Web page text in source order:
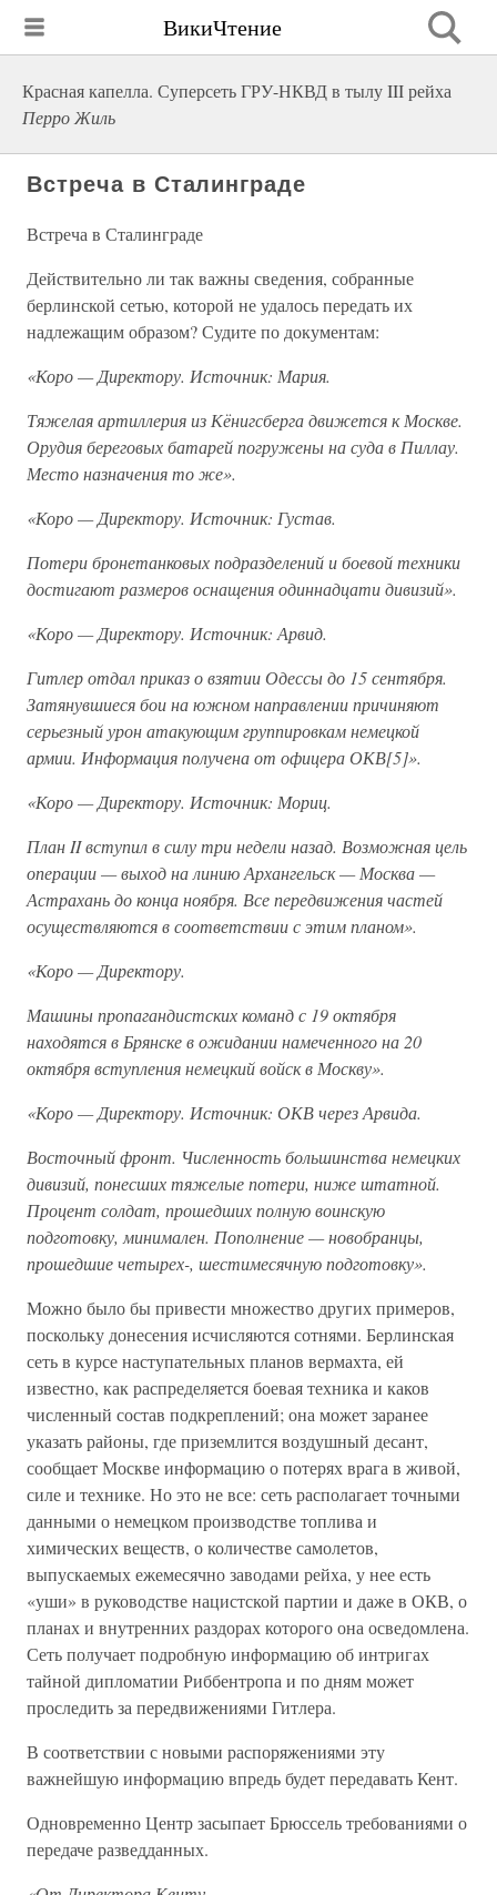
ВикиЧтение
Красная капелла. Суперсеть ГРУ-НКВД в тылу III рейха
Перро Жиль
Встреча в Сталинграде
Встреча в Сталинграде
Действительно ли так важны сведения, собранные
берлинской сетью, которой не удалось передать их
надлежащим образом? Судите по документам:
«Коро — Директору. Источник: Мария.
Тяжелая артиллерия из Кёнигсберга движется к Москве.
Орудия береговых батарей погружены на суда в Пиллау.
Место назначения то же».
«Коро — Директору. Источник: Густав.
Потери бронетанковых подразделений и боевой техники
достигают размеров оснащения одиннадцати дивизий».
«Коро — Директору. Источник: Арвид.
Гитлер отдал приказ о взятии Одессы до 15 сентября.
Затянувшиеся бои на южном направлении причиняют
серьезный урон атакующим группировкам немецкой
армии. Информация получена от офицера ОКВ[5]».
«Коро — Директору. Источник: Мориц.
План II вступил в силу три недели назад. Возможная цель
операции — выход на линию Архангельск — Москва —
Астрахань до конца ноября. Все передвижения частей
осуществляются в соответствии с этим планом».
«Коро — Директору.
Машины пропагандистских команд с 19 октября
находятся в Брянске в ожидании намеченного на 20
октября вступления немецкий войск в Москву».
«Коро — Директору. Источник: ОКВ через Арвида.
Восточный фронт. Численность большинства немецких
дивизий, понесших тяжелые потери, ниже штатной.
Процент солдат, прошедших полную воинскую
подготовку, минимален. Пополнение — новобранцы,
прошедшие четырех-, шестимесячную подготовку».
Можно было бы привести множество других примеров,
поскольку донесения исчисляются сотнями. Берлинская
сеть в курсе наступательных планов вермахта, ей
известно, как распределяется боевая техника и каков
численный состав подкреплений; она может заранее
указать районы, где приземлится воздушный десант,
сообщает Москве информацию о потерях врага в живой,
силе и технике. Но это не все: сеть располагает точными
данными о немецком производстве топлива и
химических веществ, о количестве самолетов,
выпускаемых ежемесячно заводами рейха, у нее есть
«уши» в руководстве нацистской партии и даже в ОКВ, о
планах и внутренних раздорах которого она осведомлена.
Сеть получает подробную информацию об интригах
тайной дипломатии Риббентропа и по дням может
проследить за передвижениями Гитлера.
В соответствии с новыми распоряжениями эту
важнейшую информацию впредь будет передавать Кент.
Одновременно Центр засыпает Брюссель требованиями о
передаче разведданных.